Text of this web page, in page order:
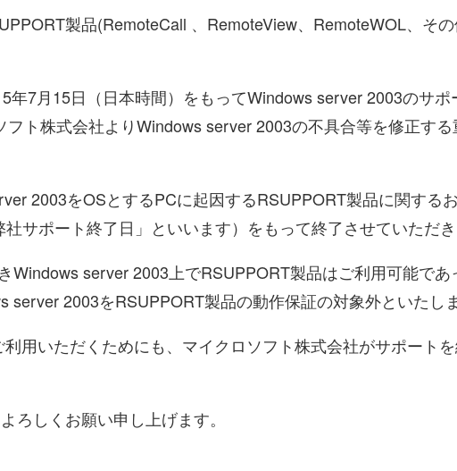
製品(RemoteCall 、RemoteView、RemoteWOL、そ
年7月15日（日本時間）をもってWindows server 2003のサ
ト株式会社よりWindows server 2003の不具合等を修正す
2003をOSとするPCに起因するRSUPPORT製品に関する
サポート終了日」といいます）をもって終了させていただき
Windows server 2003上でRSUPPORT製品はご利用可能で
2003をRSUPPORT製品の動作保証の対象外といたしま
用いただくためにも、マイクロソフト株式会社がサポート
ろしくお願い申し上げます。